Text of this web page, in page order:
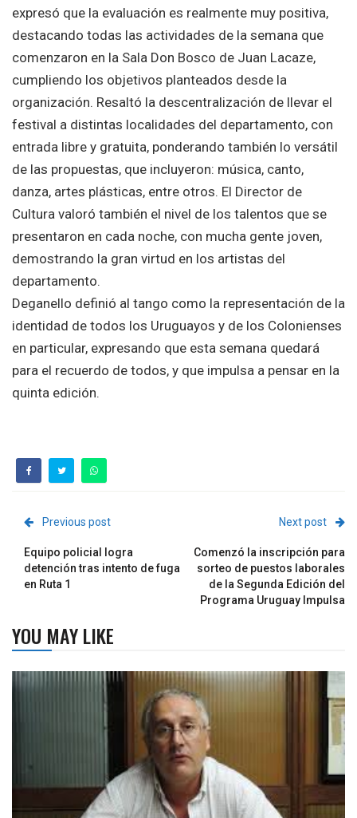
expresó que la evaluación es realmente muy positiva,
destacando todas las actividades de la semana que
comenzaron en la Sala Don Bosco de Juan Lacaze,
cumpliendo los objetivos planteados desde la
organización. Resaltó la descentralización de llevar el
festival a distintas localidades del departamento, con
entrada libre y gratuita, ponderando también lo versátil
de las propuestas, que incluyeron: música, canto,
danza, artes plásticas, entre otros. El Director de
Cultura valoró también el nivel de los talentos que se
presentaron en cada noche, con mucha gente joven,
demostrando la gran virtud en los artistas del
departamento.
Deganello definió al tango como la representación de la
identidad de todos los Uruguayos y de los Colonienses
en particular, expresando que esta semana quedará
para el recuerdo de todos, y que impulsa a pensar en la
quinta edición.
Previous post
Equipo policial logra
detención tras intento de fuga
en Ruta 1
Next post
Comenzó la inscripción para
sorteo de puestos laborales
de la Segunda Edición del
Programa Uruguay Impulsa
YOU MAY LIKE